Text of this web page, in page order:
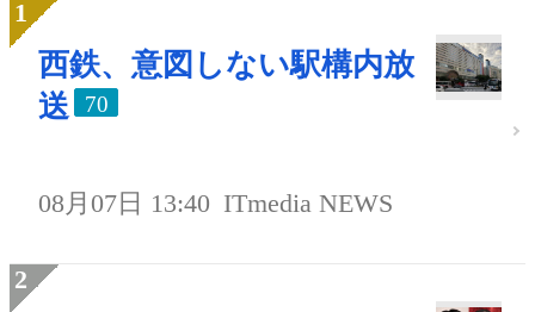
西鉄、意図しない駅構内放
送
70
08月07日 13:40 ITmedia NEWS